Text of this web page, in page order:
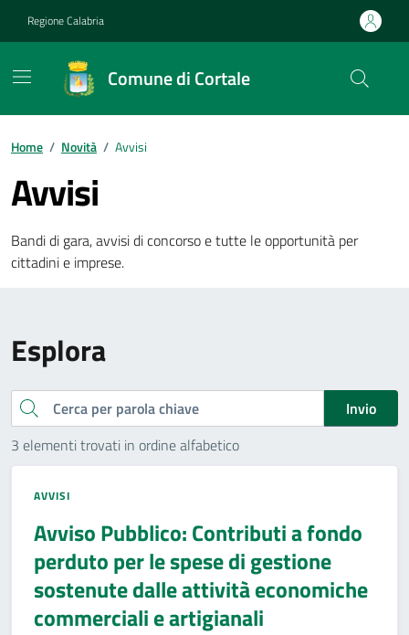
Regione Calabria
Comune di Cortale
Home / Novità / Avvisi
Avvisi
Bandi di gara, avvisi di concorso e tutte le opportunità per
cittadini e imprese.
Esplora
Cerca
Invio
3 elementi trovati in ordine alfabetico
AVVISI
Avviso Pubblico: Contributi a fondo
perduto per le spese di gestione
sostenute dalle attività economiche
commerciali e artigianali